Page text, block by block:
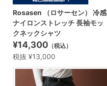
Rosasen （ロサーセン） 冷感
ナイロンストレッチ 長袖モッ
クネックシャツ
¥14,300 （税込）
税抜 ¥13,000